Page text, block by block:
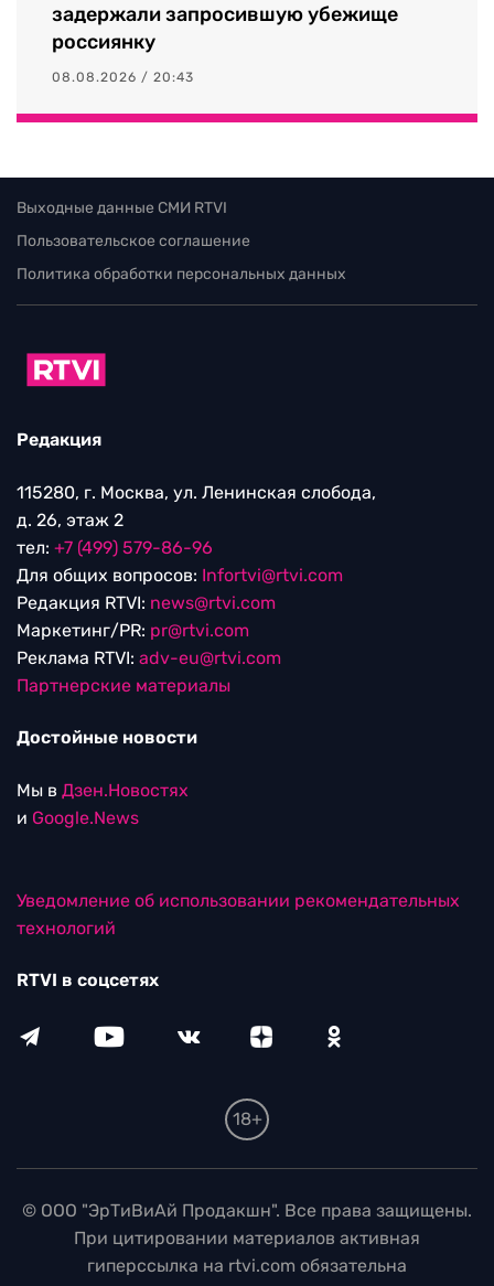
задержали запросившую убежище
россиянку
08.08.2026 / 20:43
Выходные данные СМИ RTVI
Пользовательское соглашение
Политика обработки персональных данных
Редакция
115280, г. Москва, ул. Ленинская слобода,
д. 26, этаж 2
тел: +7 (499) 579-86-96
Для общих вопросов: Infortvi@rtvi.com
Редакция RTVI: news@rtvi.com
Маркетинг/PR: pr@rtvi.com
Реклама RTVI: adv-eu@rtvi.com
Партнерские материалы
Достойные новости
Мы в Дзен.Новостях
и Google.News
Уведомление об использовании рекомендательных
технологий
RTVI в соцсетях
18+
© ООО "ЭрТиВиАй Продакшн". Все права защищены.
При цитировании материалов активная
гиперссылка на rtvi.com обязательна